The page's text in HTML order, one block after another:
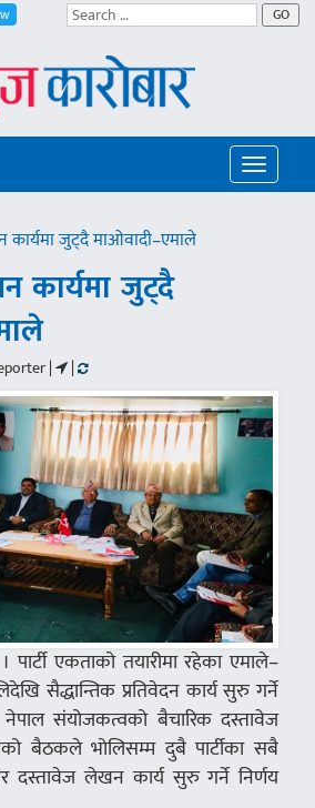
GO
Toggle
जुट्दै माओवादी–एमाले
कार्यमा जुट्दै
| |
एकताको तयारीमा रहेका एमाले–
सैद्धान्तिक प्रतिवेदन कार्य सुरु गर्ने
संयोजकत्वको बैचारिक दस्तावेज
बैठकले भोलिसम्म दुबै पार्टीका सबै
लेखन कार्य सुरु गर्ने निर्णय